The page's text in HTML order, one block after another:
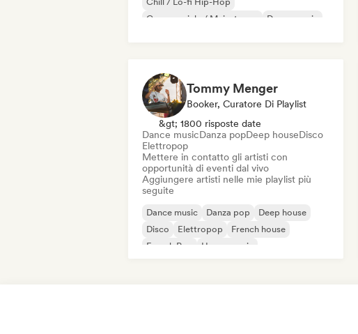
Commerciale / Mainstream
Dance music
Tommy Menger
Booker, Curatore Di Playlist
&gt; 1800 risposte date
Dance musicDanza popDeep houseDisco
Elettropop
Mettere in contatto gli artisti con
opportunità di eventi dal vivo
Aggiungere artisti nelle mie playlist più
seguite
Dance music Danza pop
Deep house
Disco
Elettropop
French house
French Pop
House music